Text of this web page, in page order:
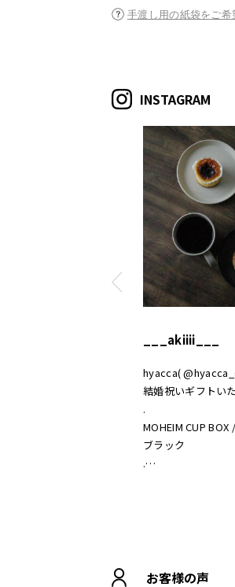
手渡し用の紙袋をご希
INSTAGRAM
___akiiii___
hyacca(
結婚祝いギフトい
.
MOHEIM CUP
ブラック
.
お客様の声